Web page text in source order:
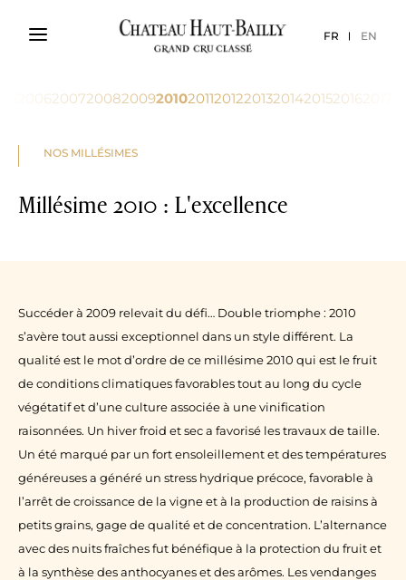
FR EN
200620072008200920102011201220132014201520162017
NOS MILLÉSIMES
Millésime 2010 : L'excellence
Succéder à 2009 relevait du défi… Double triomphe : 2010
s’avère tout aussi exceptionnel dans un style différent. La
qualité est le mot d’ordre de ce millésime 2010 qui est le fruit
de conditions climatiques favorables tout au long du cycle
végétatif et d’une culture associée à une vinification
raisonnées. Un hiver froid et sec a favorisé les travaux de taille.
Un été marqué par un fort ensoleillement et des températures
généreuses a généré un stress hydrique précoce, favorable à
l’arrêt de croissance de la vigne et à la production de raisins à
petits grains, gage de qualité et de concentration. L’alternance
avec des nuits fraîches fut bénéfique à la protection du fruit et
à la synthèse des anthocyanes et des arômes. Les vendanges